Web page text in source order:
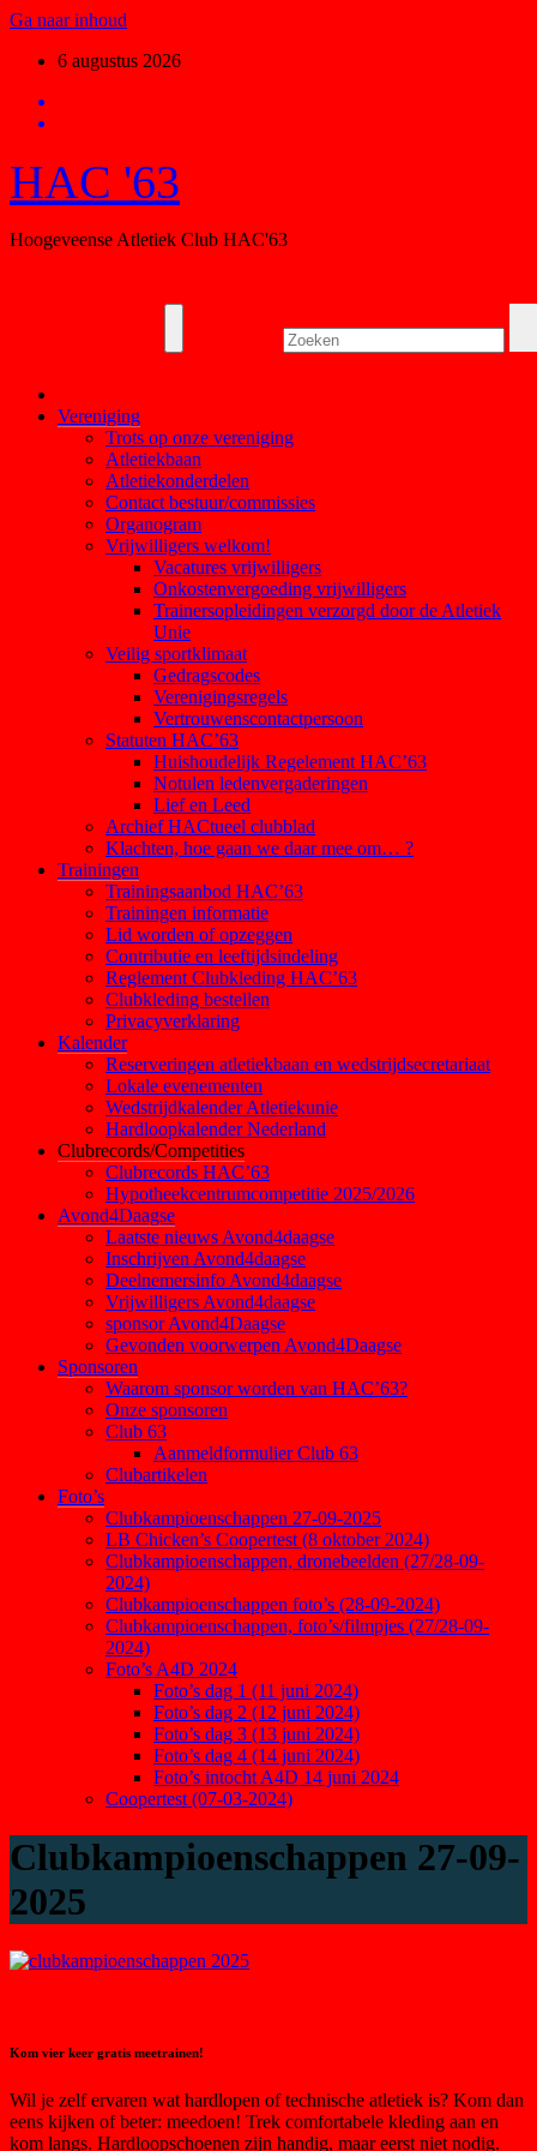
Ga naar inhoud
6 augustus 2026
HAC '63
Hoogeveense Atletiek Club HAC'63
Vereniging
Trots op onze vereniging
Atletiekbaan
Atletiekonderdelen
Contact bestuur/commissies
Organogram
Vrijwilligers welkom!
Vacatures vrijwilligers
Onkostenvergoeding vrijwilligers
Trainersopleidingen verzorgd door de Atletiek
Unie
Veilig sportklimaat
Gedragscodes
Verenigingsregels
Vertrouwenscontactpersoon
Statuten HAC’63
Huishoudelijk Regelement HAC’63
Notulen ledenvergaderingen
Lief en Leed
Archief HACtueel clubblad
Klachten, hoe gaan we daar mee om… ?
Trainingen
Trainingsaanbod HAC’63
Trainingen informatie
Lid worden of opzeggen
Contributie en leeftijdsindeling
Reglement Clubkleding HAC’63
Clubkleding bestellen
Privacyverklaring
Kalender
Reserveringen atletiekbaan en wedstrijdsecretariaat
Lokale evenementen
Wedstrijdkalender Atletiekunie
Hardloopkalender Nederland
Clubrecords/Competities
Clubrecords HAC’63
Hypotheekcentrumcompetitie 2025/2026
Avond4Daagse
Laatste nieuws Avond4daagse
Inschrijven Avond4daagse
Deelnemersinfo Avond4daagse
Vrijwilligers Avond4daagse
sponsor Avond4Daagse
Gevonden voorwerpen Avond4Daagse
Sponsoren
Waarom sponsor worden van HAC’63?
Onze sponsoren
Club 63
Aanmeldformulier Club 63
Clubartikelen
Foto’s
Clubkampioenschappen 27-09-2025
LB Chicken’s Coopertest (8 oktober 2024)
Clubkampioenschappen, dronebeelden (27/28-09-
2024)
Clubkampioenschappen foto’s (28-09-2024)
Clubkampioenschappen, foto’s/filmpjes (27/28-09-
2024)
Foto’s A4D 2024
Foto’s dag 1 (11 juni 2024)
Foto’s dag 2 (12 juni 2024)
Foto’s dag 3 (13 juni 2024)
Foto’s dag 4 (14 juni 2024)
Foto’s intocht A4D 14 juni 2024
Coopertest (07-03-2024)
Clubkampioenschappen 27-09-
2025
Kom vier keer gratis meetrainen!
Wil je zelf ervaren wat hardlopen of technische atletiek is? Kom dan
eens kijken of beter: meedoen! Trek comfortabele kleding aan en
kom langs. Hardloopschoenen zijn handig, maar eerst niet nodig.